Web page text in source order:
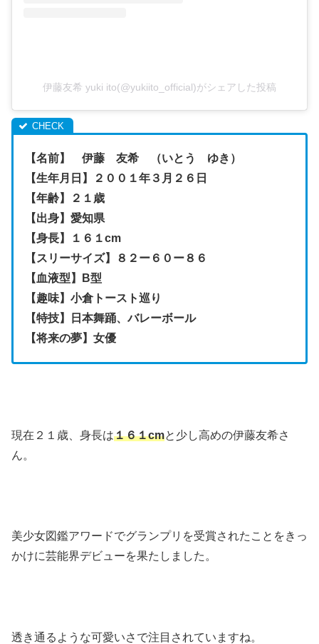
伊藤友希 yuki ito(@yukiito_official)がシェアした投稿
【名前】 伊藤 友希 （いとう ゆき）
【生年月日】２００１年３月２６日
【年齢】２１歳
【出身】愛知県
【身長】１６１cm
【スリーサイズ】８２ー６０ー８６
【血液型】B型
【趣味】小倉トースト巡り
【特技】日本舞踊、バレーボール
【将来の夢】女優
現在２１歳、身長は１６１cmと少し高めの伊藤友希さ
ん。
美少女図鑑アワードでグランプリを受賞されたことをきっ
かけに芸能界デビューを果たしました。
透き通るような可愛いさで注目されていますね。